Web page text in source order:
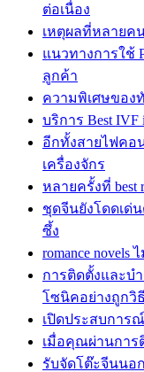
ต่อเนื่อง
เหตุผลที่หลายค
แนวทางการใช้
ลูกค้า
ความพิเศษของ
บริการ Best
อีกทั้งสายไฟคอ
เครื่องจักร
หลายครั้งที่ best
ชุดจีนยังโดดเด่
ซึ้ง
romance
การติดตั้งและบ
โซนิคอย่างถูกวิธี
เปิดประสบการ
เมื่อคุณผ่านการ
รับจัดโต๊ะจีนนอ